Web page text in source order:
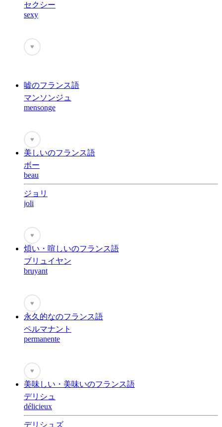
セクシー
sexy
♥
嘘のフランス語
マンソンジュ
mensonge
♥
美しいのフランス語
ボー
beau
ジョリ
joli
♥
煩い・喧しいのフランス語
ブリュイヤン
bruyant
♥
永久的なのフランス語
ペルマナント
permanente
♥
美味しい・美味いのフランス語
デリシュ
délicieux
デリシュズ